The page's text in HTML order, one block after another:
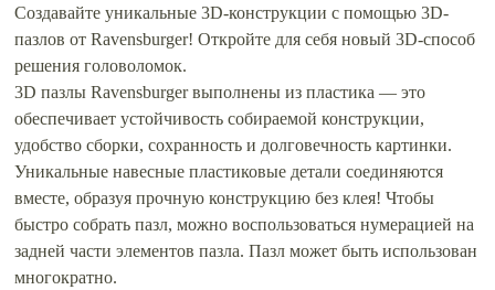
Создавайте уникальные 3D-конструкции с помощью 3D-
пазлов от Ravensburger! Откройте для себя новый 3D-способ
решения головоломок.
3D пазлы Ravensburger выполнены из пластика — это
обеспечивает устойчивость собираемой конструкции,
удобство сборки, сохранность и долговечность картинки.
Уникальные навесные пластиковые детали соединяются
вместе, образуя прочную конструкцию без клея! Чтобы
быстро собрать пазл, можно воспользоваться нумерацией на
задней части элементов пазла. Пазл может быть использован
многократно.